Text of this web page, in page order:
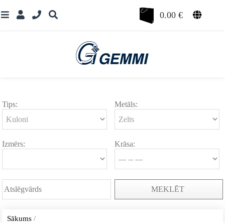
0.00€
Tips: Metāls:
Izmērs: Krāsa:
MEKLĒT
Sākums /